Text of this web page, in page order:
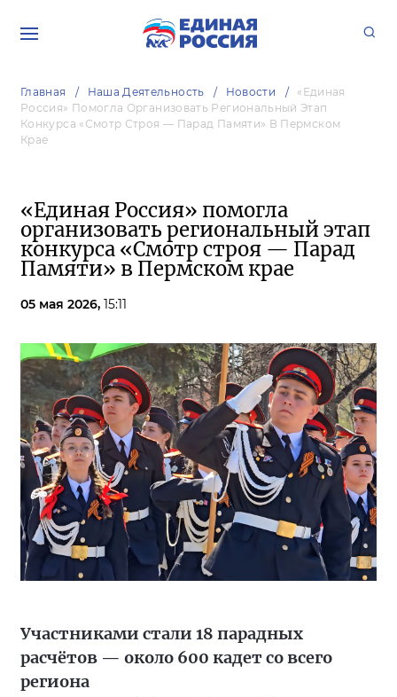
Главная Наша Деятельность Новости
«Единая
Россия» Помогла Организовать Региональный Этап
Конкурса «Смотр Строя — Парад Памяти» В Пермском
Крае
«Единая Россия» помогла
организовать региональный этап
конкурса «Смотр строя — Парад
Памяти» в Пермском крае
05 мая 2026, 15:11
Участниками стали 18 парадных
расчётов — около 600 кадет со всего
региона